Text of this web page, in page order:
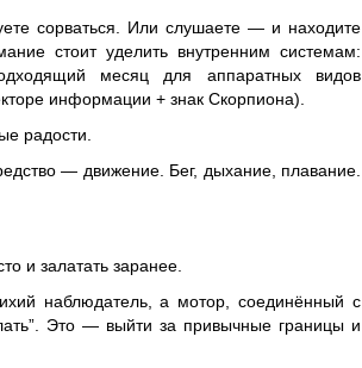
сорваться. Или слушаете — и находите
стоит уделить внутренним системам:
месяц для аппаратных видов
информации + знак Скорпиона).
радости.
— движение. Бег, дыхание, плавание.
и залатать заранее.
наблюдатель, а мотор, соединённый с
Это — выйти за привычные границы и